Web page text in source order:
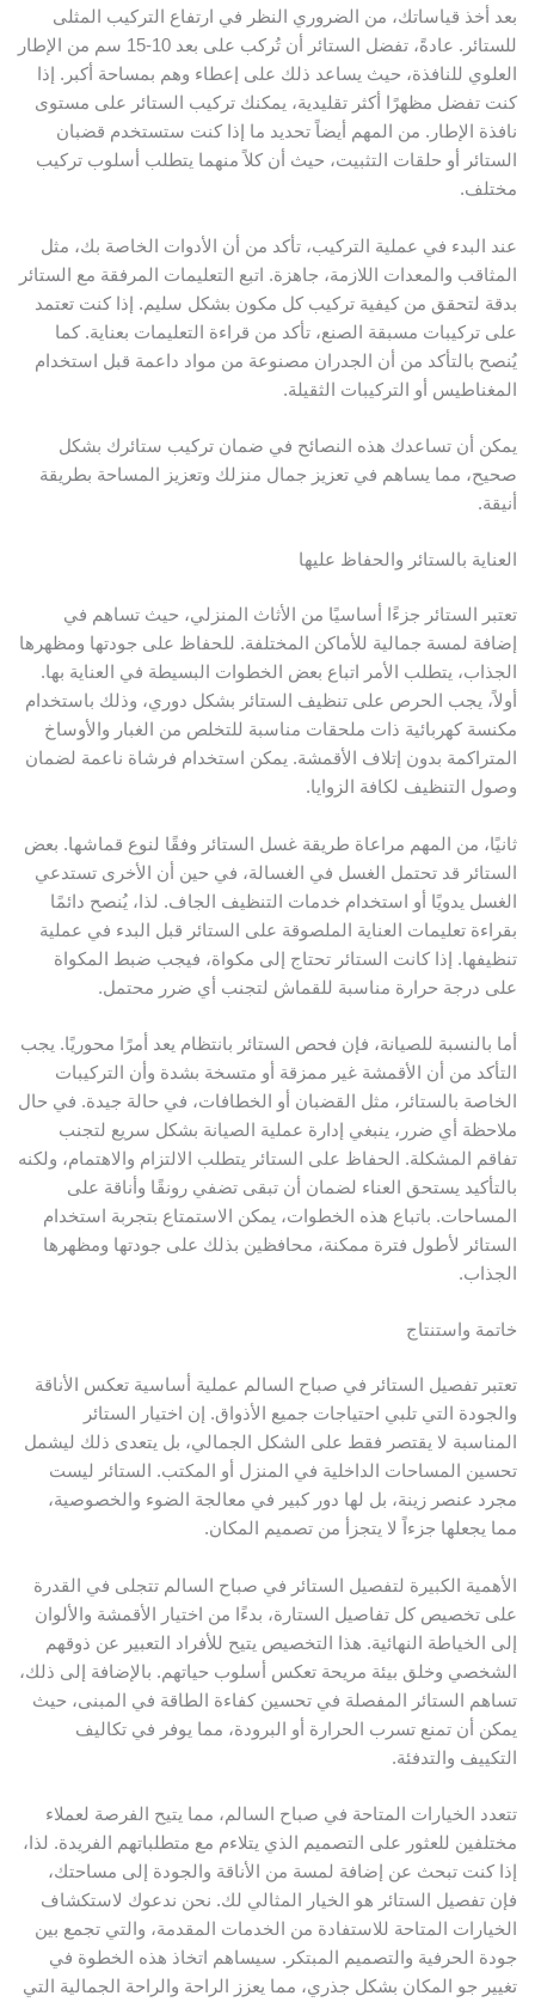
أخذ قياساتك، من الضروري النظر في ارتفاع التركيب المثلى
للستائر. عادةً، تفضل الستائر أن تُركب على بعد 10-15 سم من الإطار
للنافذة، حيث يساعد ذلك على إعطاء وهم بمساحة أكبر. إذا
تفضل مظهرًا أكثر تقليدية، يمكنك تركيب الستائر على مستوى
الإطار. من المهم أيضاً تحديد ما إذا كنت ستستخدم قضبان
أو حلقات التثبيت، حيث أن كلاً منهما يتطلب أسلوب تركيب
البدء في عملية التركيب، تأكد من أن الأدوات الخاصة بك، مثل
والمعدات اللازمة، جاهزة. اتبع التعليمات المرفقة مع الستائر
لتحقق من كيفية تركيب كل مكون بشكل سليم. إذا كنت تعتمد
تركيبات مسبقة الصنع، تأكد من قراءة التعليمات بعناية. كما
بالتأكد من أن الجدران مصنوعة من مواد داعمة قبل استخدام
أو التركيبات الثقيلة.
أن تساعدك هذه النصائح في ضمان تركيب ستائرك بشكل
مما يساهم في تعزيز جمال منزلك وتعزيز المساحة بطريقة
بالستائر والحفاظ عليها
الستائر جزءًا أساسيًا من الأثاث المنزلي، حيث تساهم في
لمسة جمالية للأماكن المختلفة. للحفاظ على جودتها ومظهرها
يتطلب الأمر اتباع بعض الخطوات البسيطة في العناية بها.
يجب الحرص على تنظيف الستائر بشكل دوري، وذلك باستخدام
كهربائية ذات ملحقات مناسبة للتخلص من الغبار والأوساخ
بدون إتلاف الأقمشة. يمكن استخدام فرشاة ناعمة لضمان
التنظيف لكافة الزوايا.
من المهم مراعاة طريقة غسل الستائر وفقًا لنوع قماشها. بعض
قد تحتمل الغسل في الغسالة، في حين أن الأخرى تستدعي
يدويًا أو استخدام خدمات التنظيف الجاف. لذا، يُنصح دائمًا
تعليمات العناية الملصوقة على الستائر قبل البدء في عملية
إذا كانت الستائر تحتاج إلى مكواة، فيجب ضبط المكواة
درجة حرارة مناسبة للقماش لتجنب أي ضرر محتمل.
بالنسبة للصيانة، فإن فحص الستائر بانتظام يعد أمرًا محوريًا. يجب
من أن الأقمشة غير ممزقة أو متسخة بشدة وأن التركيبات
بالستائر، مثل القضبان أو الخطافات، في حالة جيدة. في حال
أي ضرر، ينبغي إدارة عملية الصيانة بشكل سريع لتجنب
المشكلة. الحفاظ على الستائر يتطلب الالتزام والاهتمام، ولكنه
يستحق العناء لضمان أن تبقى تضفي رونقًا وأناقة على
باتباع هذه الخطوات، يمكن الاستمتاع بتجربة استخدام
لأطول فترة ممكنة، محافظين بذلك على جودتها ومظهرها
واستنتاج
تفصيل الستائر في صباح السالم عملية أساسية تعكس الأناقة
التي تلبي احتياجات جميع الأذواق. إن اختيار الستائر
لا يقتصر فقط على الشكل الجمالي، بل يتعدى ذلك ليشمل
المساحات الداخلية في المنزل أو المكتب. الستائر ليست
عنصر زينة، بل لها دور كبير في معالجة الضوء والخصوصية،
يجعلها جزءاً لا يتجزأ من تصميم المكان.
الكبيرة لتفصيل الستائر في صباح السالم تتجلى في القدرة
تخصيص كل تفاصيل الستارة، بدءًا من اختيار الأقمشة والألوان
الخياطة النهائية. هذا التخصيص يتيح للأفراد التعبير عن ذوقهم
وخلق بيئة مريحة تعكس أسلوب حياتهم. بالإضافة إلى ذلك،
الستائر المفصلة في تحسين كفاءة الطاقة في المبنى، حيث
أن تمنع تسرب الحرارة أو البرودة، مما يوفر في تكاليف
والتدفئة.
الخيارات المتاحة في صباح السالم، مما يتيح الفرصة لعملاء
للعثور على التصميم الذي يتلاءم مع متطلباتهم الفريدة. لذا،
كنت تبحث عن إضافة لمسة من الأناقة والجودة إلى مساحتك،
تفصيل الستائر هو الخيار المثالي لك. نحن ندعوك لاستكشاف
المتاحة للاستفادة من الخدمات المقدمة، والتي تجمع بين
الحرفية والتصميم المبتكر. سيساهم اتخاذ هذه الخطوة في
جو المكان بشكل جذري، مما يعزز الراحة والراحة الجمالية التي